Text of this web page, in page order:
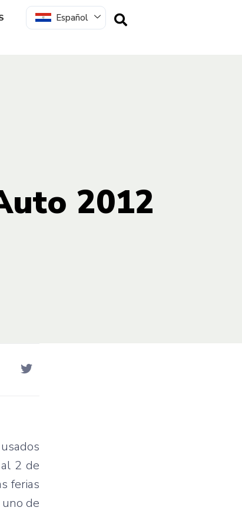
Español
2012
usados
al 2 de
ferias
uno de